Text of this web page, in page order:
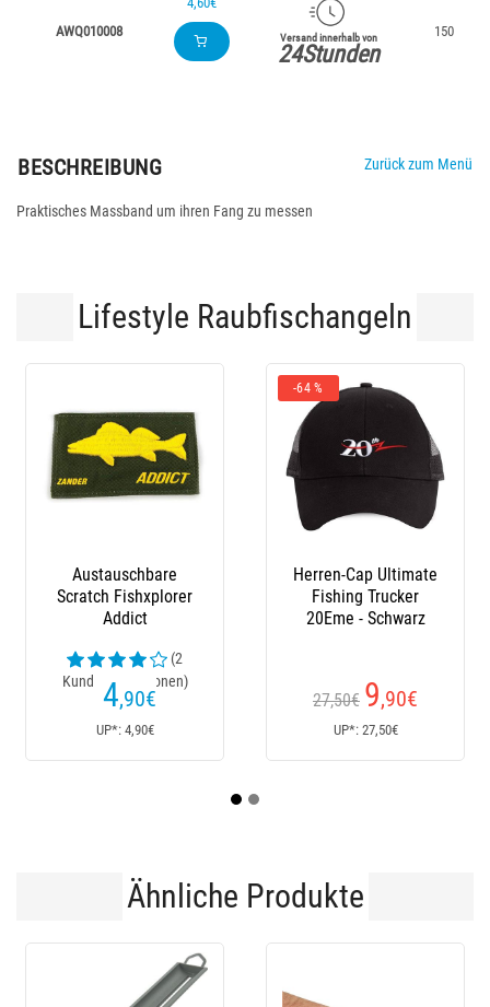
AWQ010008 Versand innerhalb von
24Stunden
150
BESCHREIBUNG Zurück zum Menü
Praktisches Massband um ihren Fang zu messen
Lifestyle Raubfischangeln
Herren-Cap Ultimate
Fishing Trucker
20Eme - Schwarz
27,50€ 9,90 €
UP*: 27,50€
Oberschenkel Ragot
Neoprene-Lined
Rubber Hip Waders
Kundenrezensionen)
Ab 91 ,70€
UP*: 91,70€
Ähnliche Produkte